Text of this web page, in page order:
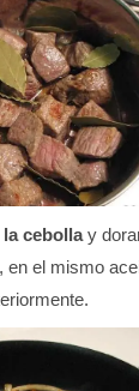
cebollay
en el mismo